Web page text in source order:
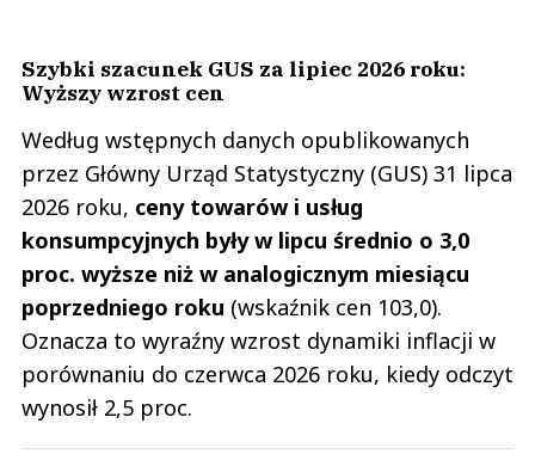
Szybki szacunek GUS za lipiec 2026 roku:
Wyższy wzrost cen
Według wstępnych danych opublikowanych
przez Główny Urząd Statystyczny (GUS) 31 lipca
2026 roku, ceny towarów i usług
konsumpcyjnych były w lipcu średnio o 3,0
proc. wyższe niż w analogicznym miesiącu
poprzedniego roku (wskaźnik cen 103,0).
Oznacza to wyraźny wzrost dynamiki inflacji w
porównaniu do czerwca 2026 roku, kiedy odczyt
wynosił 2,5 proc.